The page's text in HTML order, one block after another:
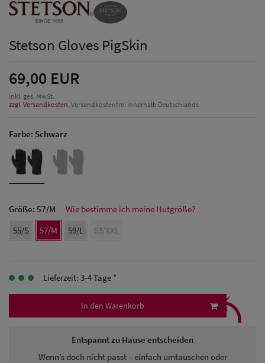
Herren
Baseball Cpas
Schutz Caps
Stetson Gloves PigSkin
69,00 EUR
inkl. ges. MwSt.
zzgl. Versandkosten, Versandkostenfrei innerhalb Deutschlands
Farbe: Schwarz
Größe: 57/M
Wie bestimme ich meine Hutgröße?
55/S
57/M 59/L 63/XXL
Lieferzeit: 3-4 Tage *
In den Warenkorb
Entspannt zu Hause entscheiden
Wenn’s doch nicht passt – einfach umtauschen oder
⤹